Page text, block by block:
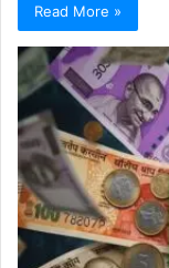
Read More »